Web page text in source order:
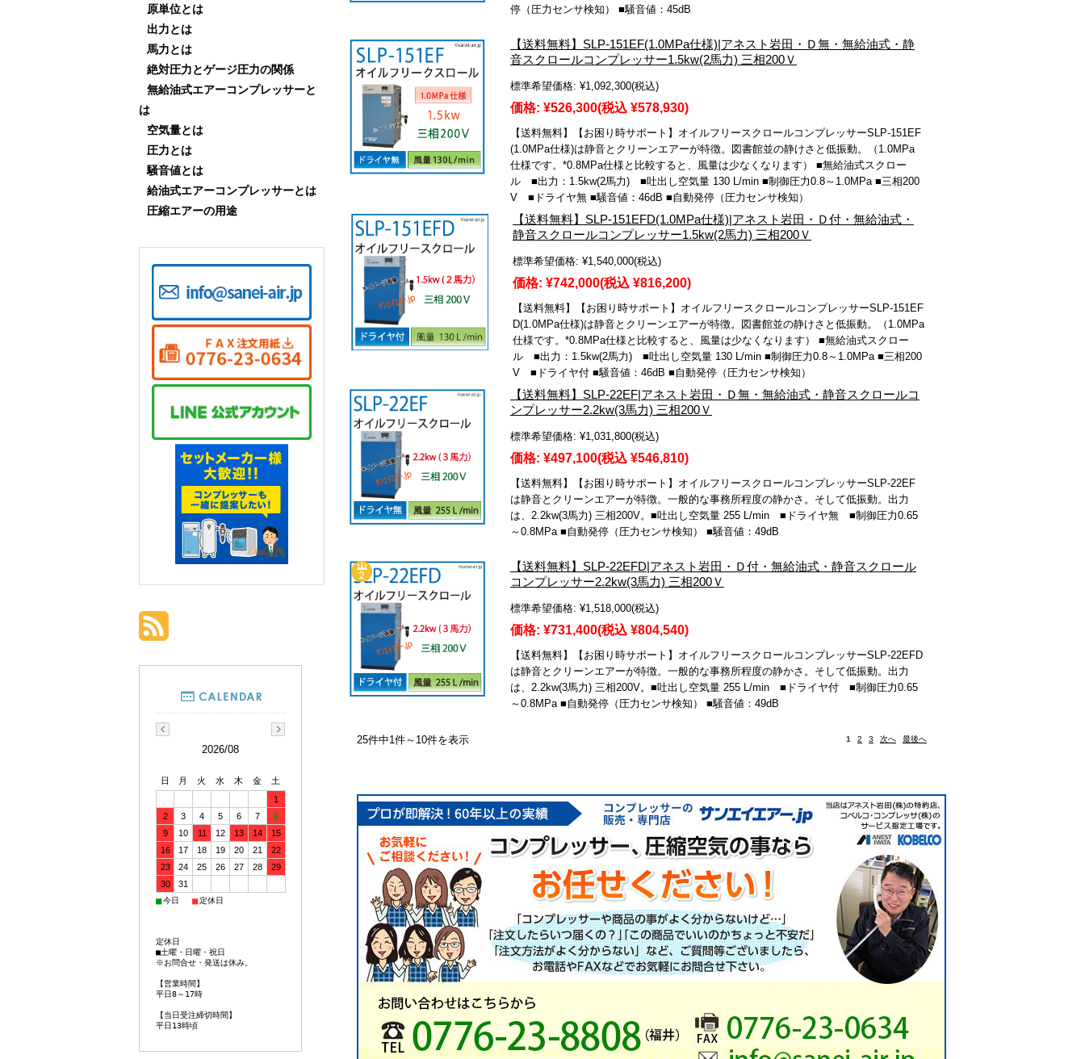
停（圧力センサ検知） ■騒音値：45dB
【送料無料】SLP-151EF(1.0MPa仕様)|アネスト岩田・Ｄ無・無給油式・静
音スクロールコンプレッサー1.5kw(2馬力) 三相200Ｖ
標準希望価格: ¥1,092,300(税込)
価格: ¥526,300(税込 ¥578,930)
【送料無料】【お困り時サポート】オイルフリースクロールコンプレッサーSLP-151EF
(1.0MPa仕様)は静音とクリーンエアーが特徴。図書館並の静けさと低振動。（1.0MPa
仕様です。*0.8MPa仕様と比較すると、風量は少なくなります） ■無給油式スクロー
ル ■出力：1.5kw(2馬力) ■吐出し空気量 130 L/min ■制御圧力0.8～1.0MPa ■三相200
V ■ドライヤ無 ■騒音値：46dB ■自動発停（圧力センサ検知）
【送料無料】SLP-151EFD(1.0MPa仕様)|アネスト岩田・Ｄ付・無給油式・
静音スクロールコンプレッサー1.5kw(2馬力) 三相200Ｖ
標準希望価格: ¥1,540,000(税込)
価格: ¥742,000(税込 ¥816,200)
【送料無料】【お困り時サポート】オイルフリースクロールコンプレッサーSLP-151EF
D(1.0MPa仕様)は静音とクリーンエアーが特徴。図書館並の静けさと低振動。（1.0MPa
仕様です。*0.8MPa仕様と比較すると、風量は少なくなります） ■無給油式スクロー
ル ■出力：1.5kw(2馬力) ■吐出し空気量 130 L/min ■制御圧力0.8～1.0MPa ■三相200
V ■ドライヤ付 ■騒音値：46dB ■自動発停（圧力センサ検知）
【送料無料】SLP-22EF|アネスト岩田・Ｄ無・無給油式・静音スクロールコ
ンプレッサー2.2kw(3馬力) 三相200Ｖ
標準希望価格: ¥1,031,800(税込)
価格: ¥497,100(税込 ¥546,810)
【送料無料】【お困り時サポート】オイルフリースクロールコンプレッサーSLP-22EF
は静音とクリーンエアーが特徴。一般的な事務所程度の静かさ。そして低振動。出力
は、2.2kw(3馬力) 三相200V。■吐出し空気量 255 L/min ■ドライヤ無 ■制御圧力0.65
～0.8MPa ■自動発停（圧力センサ検知） ■騒音値：49dB
【送料無料】SLP-22EFD|アネスト岩田・Ｄ付・無給油式・静音スクロール
コンプレッサー2.2kw(3馬力) 三相200Ｖ
標準希望価格: ¥1,518,000(税込)
価格: ¥731,400(税込 ¥804,540)
【送料無料】【お困り時サポート】オイルフリースクロールコンプレッサーSLP-22EFD
は静音とクリーンエアーが特徴。一般的な事務所程度の静かさ。そして低振動。出力
は、2.2kw(3馬力) 三相200V。■吐出し空気量 255 L/min ■ドライヤ付 ■制御圧力0.65
～0.8MPa ■自動発停（圧力センサ検知） ■騒音値：49dB
25件中1件～10件を表示 1 2 3 次へ 最後へ
原単位とは
出力とは
馬力とは
絶対圧力とゲージ圧力の関係
無給油式エアーコンプレッサーと
は
空気量とは
圧力とは
騒音値とは
給油式エアーコンプレッサーとは
圧縮エアーの用途
2026/08
日 月 火 水 木 金
土
1
2
3 4 5 6 7
8
9
10 11 12 13 14
15
16
17 18 19 20 21
22
23
24 25 26 27 28
29
30
31
■今日 ■定休日
定休日
■土曜・日曜・祝日
※お問合せ・発送は休み。
【営業時間】
平日8～17時
【当日受注締切時間】
平日13時頃